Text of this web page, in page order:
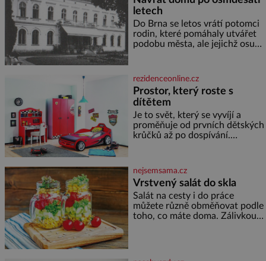
letech
Do Brna se letos vrátí potomci
rodin, které pomáhaly utvářet
podobu města, ale jejichž osudy
Placzek, Löw-Beer, Fuhrmann,
Kohn a Stiassni se stanou
jednou z hlavních
dramaturgických linií festivalu
židovské kultury ŠTETL FEST
2026. Některé návraty nejsou
jednoduché. Místa, která si
rezidenceonline.cz
Prostor, který roste s
dítětem
Je to svět, který se vyvíjí a
proměňuje od prvních dětských
krůčků až po dospívání.
soustředění i odpočinek a
reaguje na každou etapu života
a specifické potřeby dítěte. Pro
nejmenší je klíčová
jednoduchost, měkkost a
bezpečí, proto by pokoj
nejsemsama.cz
Vrstvený salát do skla
Salát na cesty i do práce
můžete různě obměňovat podle
toho, co máte doma. Zálivkou